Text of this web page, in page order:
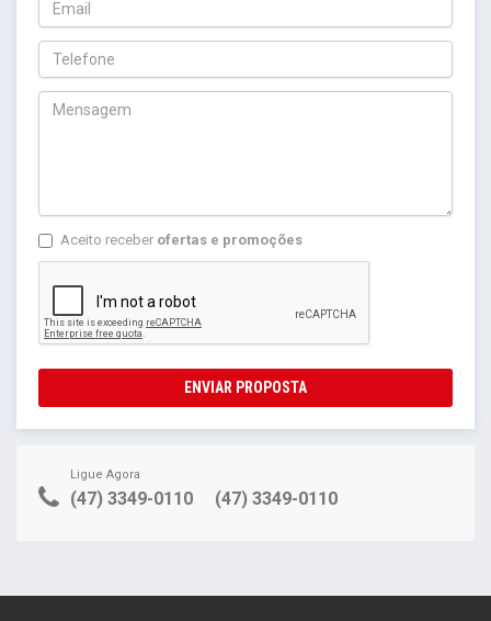
Aceito receber ofertas e promoções
ENVIAR PROPOSTA
Ligue Agora
(47) 3349-0110 (47) 3349-0110